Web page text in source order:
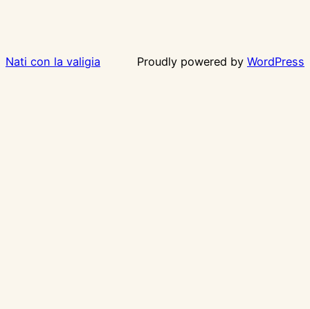
Nati con la valigia Proudly powered by WordPress